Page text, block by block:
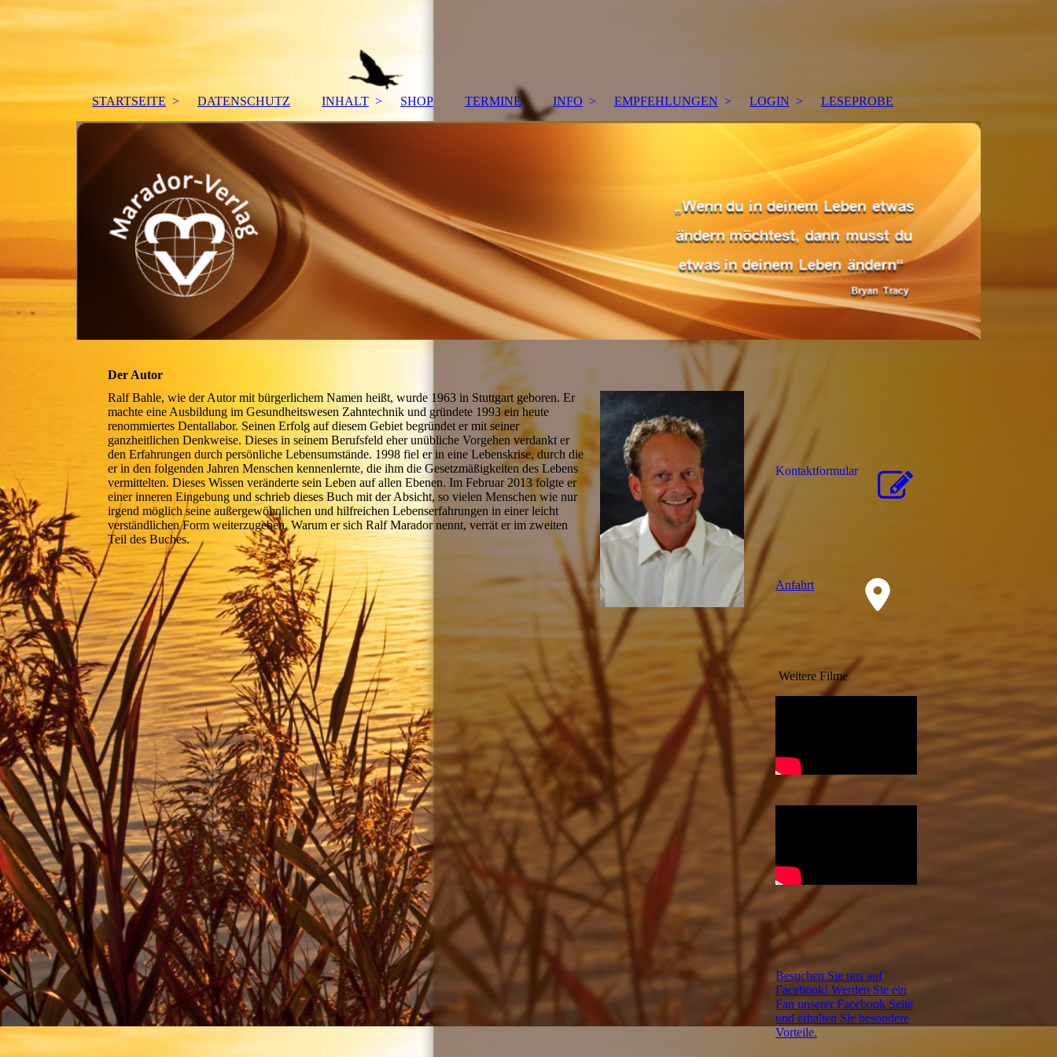
STARTSEITE DATENSCHUTZ INHALT SHOP TERMINE INFO EMPFEHLUNGEN LOGIN LESEPROBE
Der Autor
Ralf Bahle, wie der Autor mit bürgerlichem Namen heißt, wurde 1963 in Stuttgart geboren. Er
machte eine Ausbildung im Gesundheitswesen Zahntechnik und gründete 1993 ein heute
renommiertes Dentallabor. Seinen Erfolg auf diesem Gebiet begründet er mit seiner
ganzheitlichen Denkweise. Dieses in seinem Berufsfeld eher unübliche Vorgehen verdankt er
den Erfahrungen durch persönliche Lebensumstände. 1998 fiel er in eine Lebenskrise, durch die
er in den folgenden Jahren Menschen kennenlernte, die ihm die Gesetzmäßigkeiten des Lebens
vermittelten. Dieses Wissen veränderte sein Leben auf allen Ebenen. Im Februar 2013 folgte er
einer inneren Eingebung und schrieb dieses Buch mit der Absicht, so vielen Menschen wie nur
irgend möglich seine außergewöhnlichen und hilfreichen Lebenserfahrungen in einer leicht
verständlichen Form weiterzugeben. Warum er sich Ralf Marador nennt, verrät er im zweiten
Teil des Buches.
Kon­takt­for­mu­lar
Anfahrt
Weitere Filme
Besuchen Sie uns auf
Facebook! Werden Sie ein
Fan unserer Facebook Seite
und erhalten Sie besondere
Vorteile.